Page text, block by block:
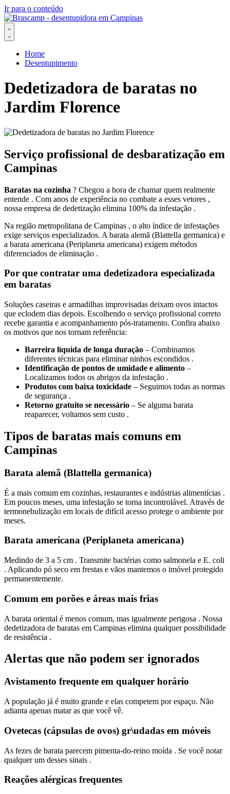
Ir para o conteúdo
Home
Desentupimento
Dedetizadora de baratas no
Jardim Florence
Serviço profissional de desbaratização em
Campinas
Baratas na cozinha ? Chegou a hora de chamar quem realmente
entende . Com anos de experiência no combate a esses vetores ,
nossa empresa de dedetização elimina 100% da infestação .
Na região metropolitana de Campinas , o alto índice de infestações
exige serviços especializados. A barata alemã (Blattella germanica) e
a barata americana (Periplaneta americana) exigem métodos
diferenciados de eliminação .
Por que contratar uma dedetizadora especializada
em baratas
Soluções caseiras e armadilhas improvisadas deixam ovos intactos
que eclodem dias depois. Escolhendo o serviço profissional correto
recebe garantia e acompanhamento pós-tratamento. Confira abaixo
os motivos que nos tornam referência:
Barreira líquida de longa duração – Combinamos
diferentes técnicas para eliminar ninhos escondidos .
Identificação de pontos de umidade e alimento –
Localizamos todos os abrigos da infestação .
Produtos com baixa toxicidade – Seguimos todas as normas
de segurança .
Retorno gratuito se necessário – Se alguma barata
reaparecer, voltamos sem custo .
Tipos de baratas mais comuns em
Campinas
Barata alemã (Blattella germanica)
É a mais comum em cozinhas, restaurantes e indústrias alimentícias .
Em poucos meses, uma infestação se torna incontrolável. Através de
termonebulização em locais de difícil acesso protege o ambiente por
meses.
Barata americana (Periplaneta americana)
Medindo de 3 a 5 cm . Transmite bactérias como salmonela e E. coli
. Aplicando pó seco em frestas e vãos mantemos o imóvel protegido
permanentemente.
Comum em porões e áreas mais frias
A barata oriental é menos comum, mas igualmente perigosa . Nossa
dedetizadora de baratas em Campinas elimina qualquer possibilidade
de resistência .
Alertas que não podem ser ignorados
Avistamento frequente em qualquer horário
A população já é muito grande e elas competem por espaço. Não
adianta apenas matar as que você vê.
Ovetecas (cápsulas de ovos) gr\udadas em móveis
As fezes de barata parecem pimenta-do-reino moída . Se você notar
qualquer um desses sinais .
Reações alérgicas frequentes